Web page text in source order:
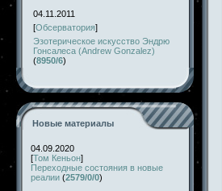
04.11.2011
[Обсерватория]
Эзотерическое искусство Эндрю
Гонсалеса (Andrew Gonzalez)
(8950/6)
Новые материалы
04.09.2020
[Том Кеньон]
Переходные состояния в новые
реалии (2579/0/0)